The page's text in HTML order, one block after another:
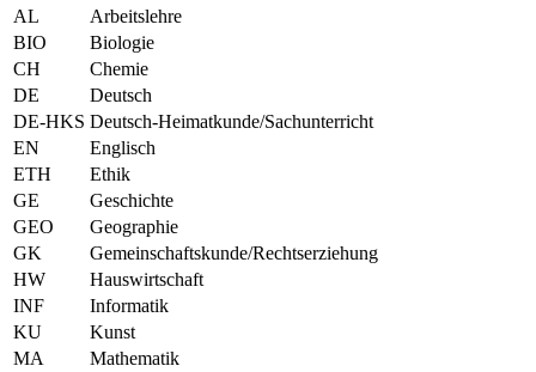
AL
Arbeitslehre
BIO
Biologie
CH
Chemie
DE
Deutsch
DE-HKS Deutsch-Heimatkunde/Sachunterricht
EN
Englisch
ETH
Ethik
GE
Geschichte
GEO
Geographie
GK
Gemeinschaftskunde/Rechtserziehung
HW
Hauswirtschaft
INF
Informatik
KU
Kunst
MA
Mathematik